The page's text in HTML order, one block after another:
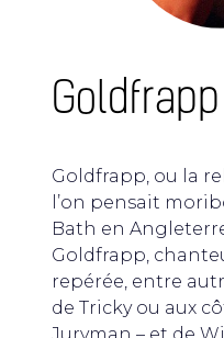
Goldfrapp
Goldfrapp, ou la
l’on pensait
Bath en
Goldfrapp,
repérée, entre
de Tricky ou aux